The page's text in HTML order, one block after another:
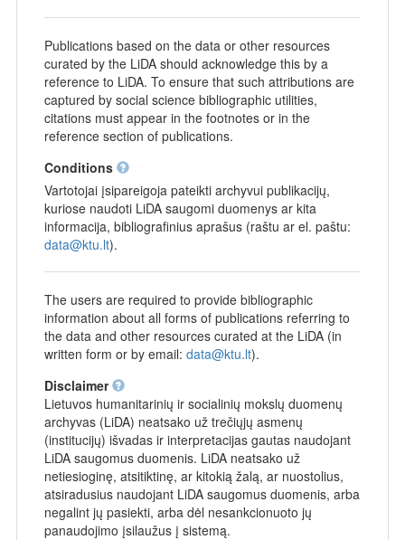
Publications based on the data or other resources
curated by the LiDA should acknowledge this by a
reference to LiDA. To ensure that such attributions are
captured by social science bibliographic utilities,
citations must appear in the footnotes or in the
reference section of publications.
Conditions
Vartotojai įsipareigoja pateikti archyvui publikacijų,
kuriose naudoti LiDA saugomi duomenys ar kita
informacija, bibliografinius aprašus (raštu ar el. paštu:
data@ktu.lt).
The users are required to provide bibliographic
information about all forms of publications referring to
the data and other resources curated at the LiDA (in
written form or by email: data@ktu.lt).
Disclaimer
Lietuvos humanitarinių ir socialinių mokslų duomenų
archyvas (LiDA) neatsako už trečiųjų asmenų
(institucijų) išvadas ir interpretacijas gautas naudojant
LiDA saugomus duomenis. LiDA neatsako už
netiesioginę, atsitiktinę, ar kitokią žalą, ar nuostolius,
atsiradusius naudojant LiDA saugomus duomenis, arba
negalint jų pasiekti, arba dėl nesankcionuoto jų
panaudojimo įsilaužus į sistemą.